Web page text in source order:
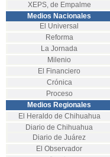
XEPS, de Empalme
Medios Nacionales
El Universal
Reforma
La Jornada
Milenio
El Financiero
Crónica
Proceso
Medios Regionales
El Heraldo de Chihuahua
Diario de Chihuahua
Diario de Juárez
El Observador